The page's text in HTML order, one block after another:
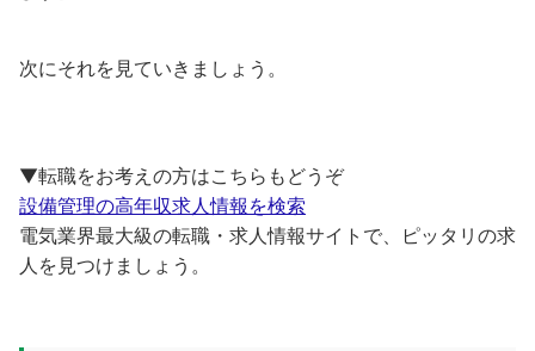
次にそれを見ていきましょう。
▼転職をお考えの方はこちらもどうぞ
設備管理の高年収求人情報を検索
電気業界最大級の転職・求人情報サイトで、ピッタリの求
人を見つけましょう。